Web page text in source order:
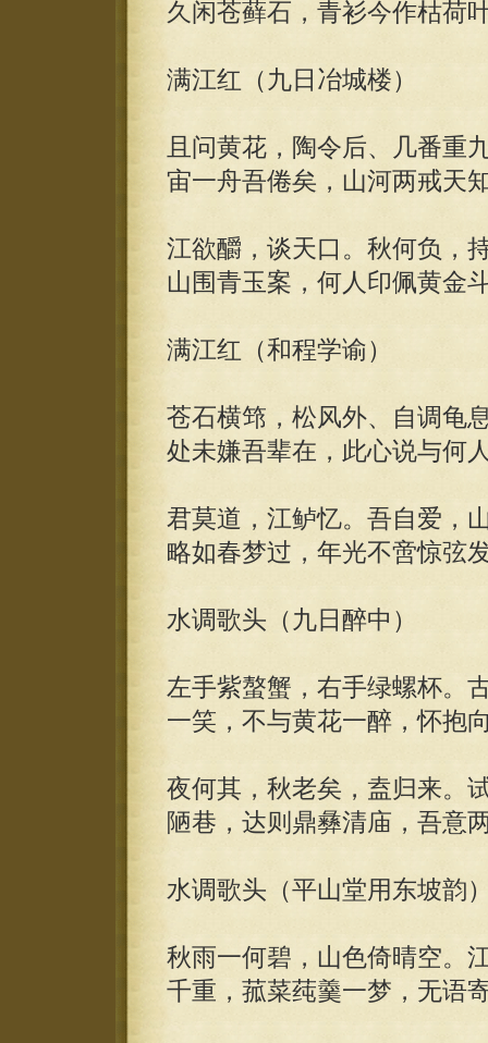
久闲苍藓石，青衫今作枯荷
满江红（九日冶城楼）
且问黄花，陶令后、几番重
宙一舟吾倦矣，山河两戒天
江欲釂，谈天口。秋何负，
山围青玉案，何人印佩黄金
满江红（和程学谕）
苍石横筇，松风外、自调龟
处未嫌吾辈在，此心说与何
君莫道，江鲈忆。吾自爱，
略如春梦过，年光不啻惊弦
水调歌头（九日醉中）
左手紫螯蟹，右手绿螺杯。
一笑，不与黄花一醉，怀抱
夜何其，秋老矣，盍归来。
陋巷，达则鼎彝清庙，吾意
水调歌头（平山堂用东坡韵
秋雨一何碧，山色倚晴空。
千重，菰菜莼羹一梦，无语